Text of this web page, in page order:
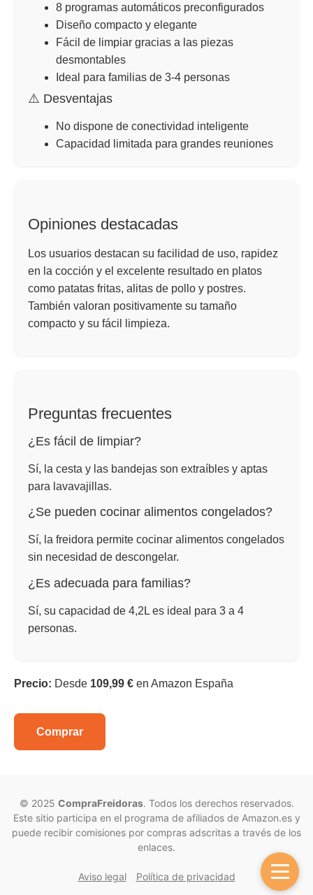
8 programas automáticos preconfigurados
Diseño compacto y elegante
Fácil de limpiar gracias a las piezas
desmontables
Ideal para familias de 3-4 personas
⚠️ Desventajas
No dispone de conectividad inteligente
Capacidad limitada para grandes reuniones
Opiniones destacadas
Los usuarios destacan su facilidad de uso, rapidez
en la cocción y el excelente resultado en platos
como patatas fritas, alitas de pollo y postres.
También valoran positivamente su tamaño
compacto y su fácil limpieza.
Preguntas frecuentes
¿Es fácil de limpiar?
Sí, la cesta y las bandejas son extraíbles y aptas
para lavavajillas.
¿Se pueden cocinar alimentos congelados?
Sí, la freidora permite cocinar alimentos congelados
sin necesidad de descongelar.
¿Es adecuada para familias?
Sí, su capacidad de 4,2L es ideal para 3 a 4
personas.
Precio: Desde 109,99 € en Amazon España
Comprar
© 2025 CompraFreidoras. Todos los derechos reservados.
Este sitio participa en el programa de afiliados de Amazon.es y
puede recibir comisiones por compras adscritas a través de los
enlaces.
Aviso legal Política de privacidad